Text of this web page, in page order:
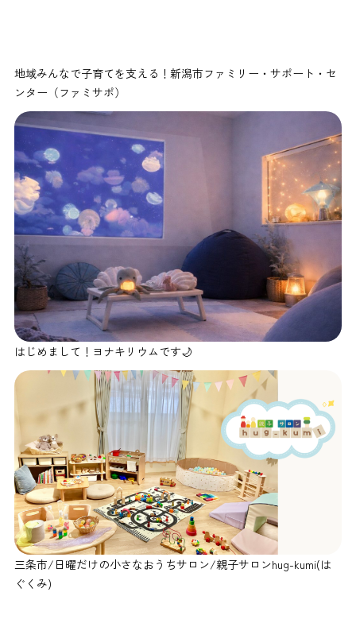
地域みんなで子育てを支える！新潟市ファミリー・サポート・セ
ンター（ファミサポ）
はじめまして！ヨナキリウムです🌙
三条市/日曜だけの小さなおうちサロン/親子サロンhug-kumi(は
ぐくみ)